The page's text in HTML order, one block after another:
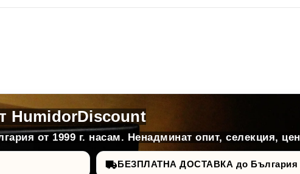
HumidorDiscount
от 1999 г. насам. Ненадминат опит, селекция,
БЕЗПЛАТНА ДОСТАВКА до България